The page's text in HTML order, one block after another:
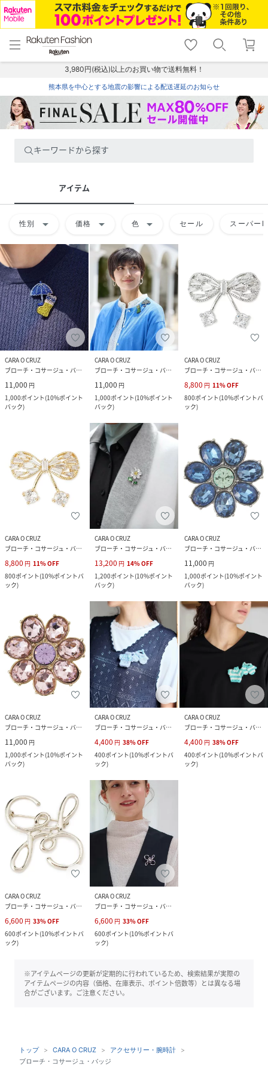
menu home
トップ
shopping_cart lock_outline
ログイン
3,980円(税込)以上のお買い物で送料無料！
熊本県を中心とする地震の影響による配送遅延のお知らせ
キーワードから探す
アイテム
性別 arrow_drop_down 価格 arrow_drop_down 色 arrow_drop_down セール スーパー
CARA O CRUZ
ブローチ・コサージュ・バッジ
11,000 円
1,000ポイント(10%ポイント
バック)
CARA O CRUZ
ブローチ・コサージュ・バッジ
11,000 円
1,000ポイント(10%ポイント
バック)
CARA O CRUZ
ブローチ・コサージュ・バッジ
8,800 円 11%OFF
800ポイント(10%ポイントバ
ック)
CARA O CRUZ
ブローチ・コサージュ・バッジ
8,800 円 11%OFF
800ポイント(10%ポイントバ
ック)
CARA O CRUZ
ブローチ・コサージュ・バッジ
13,200 円 14%OFF
1,200ポイント(10%ポイント
バック)
CARA O CRUZ
ブローチ・コサージュ・バッジ
11,000 円
1,000ポイント(10%ポイント
バック)
CARA O CRUZ
ブローチ・コサージュ・バッジ
11,000 円
1,000ポイント(10%ポイント
バック)
CARA O CRUZ
ブローチ・コサージュ・バッジ
4,400 円 38%OFF
400ポイント(10%ポイントバ
ック)
CARA O CRUZ
ブローチ・コサージュ・バッジ
4,400 円 38%OFF
400ポイント(10%ポイントバ
ック)
CARA O CRUZ
ブローチ・コサージュ・バッジ
6,600 円 33%OFF
600ポイント(10%ポイントバ
ック)
CARA O CRUZ
ブローチ・コサージュ・バッジ
6,600 円 33%OFF
600ポイント(10%ポイントバ
ック)
※アイテムページの更新が定期的に行われているため、検索結果が実際の
アイテムページの内容（価格、在庫表示、ポイント倍数等）とは異なる場
合がございます。ご注意ください。
トップ CARA O CRUZ
アクセサリー・腕時計
ブローチ・コサージュ・バッジ